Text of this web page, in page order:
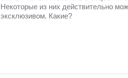
Некоторые из них действительно
эксклюзивом. Какие?